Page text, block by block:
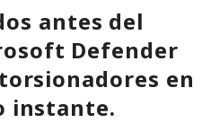
antes del
Defender
en
instante.